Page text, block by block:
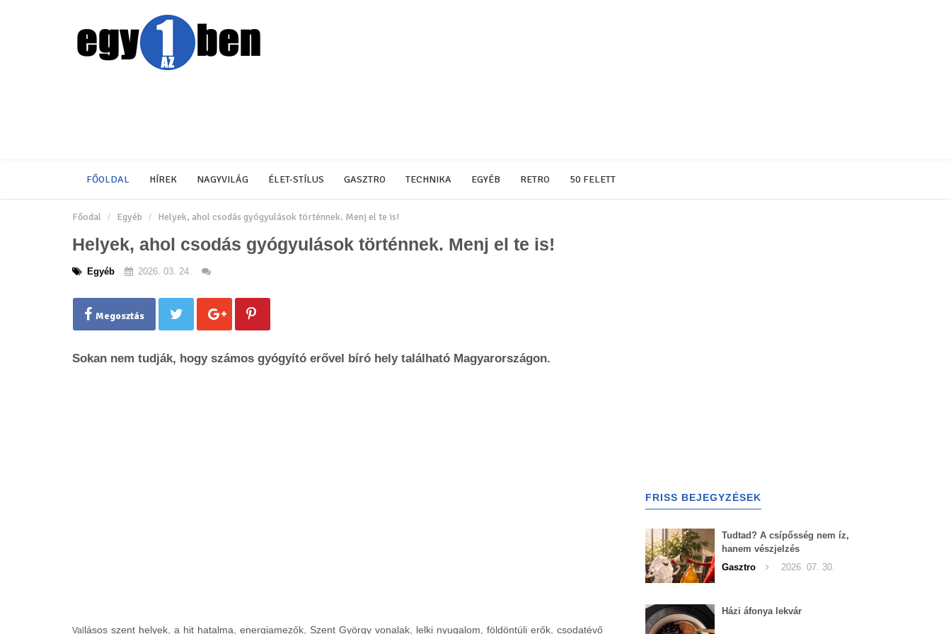
FŐOLDAL HÍREK NAGYVILÁG ÉLET-STÍLUS GASZTRO TECHNIKA EGYÉB RETRO 50 FELETT
Főodal Egyéb Helyek, ahol csodás gyógyulások történnek. Menj el te is!
Helyek, ahol csodás gyógyulások történnek. Menj el te is!
Egyéb 2026. 03. 24.
Megosztás
Sokan nem tudják, hogy számos gyógyító erővel bíró hely található Magyarországon.
Val lásos szent helyek, a hit hatalma, energiamezők, Szent György vonalak, lelki nyugalom, földöntúli erők, csodatévő
FRISS BEJEGYZÉSEK
Tudtad? A csípősség nem íz,
hanem vészjelzés
Gasztro
2026. 07. 30.
Házi áfonya lekvár